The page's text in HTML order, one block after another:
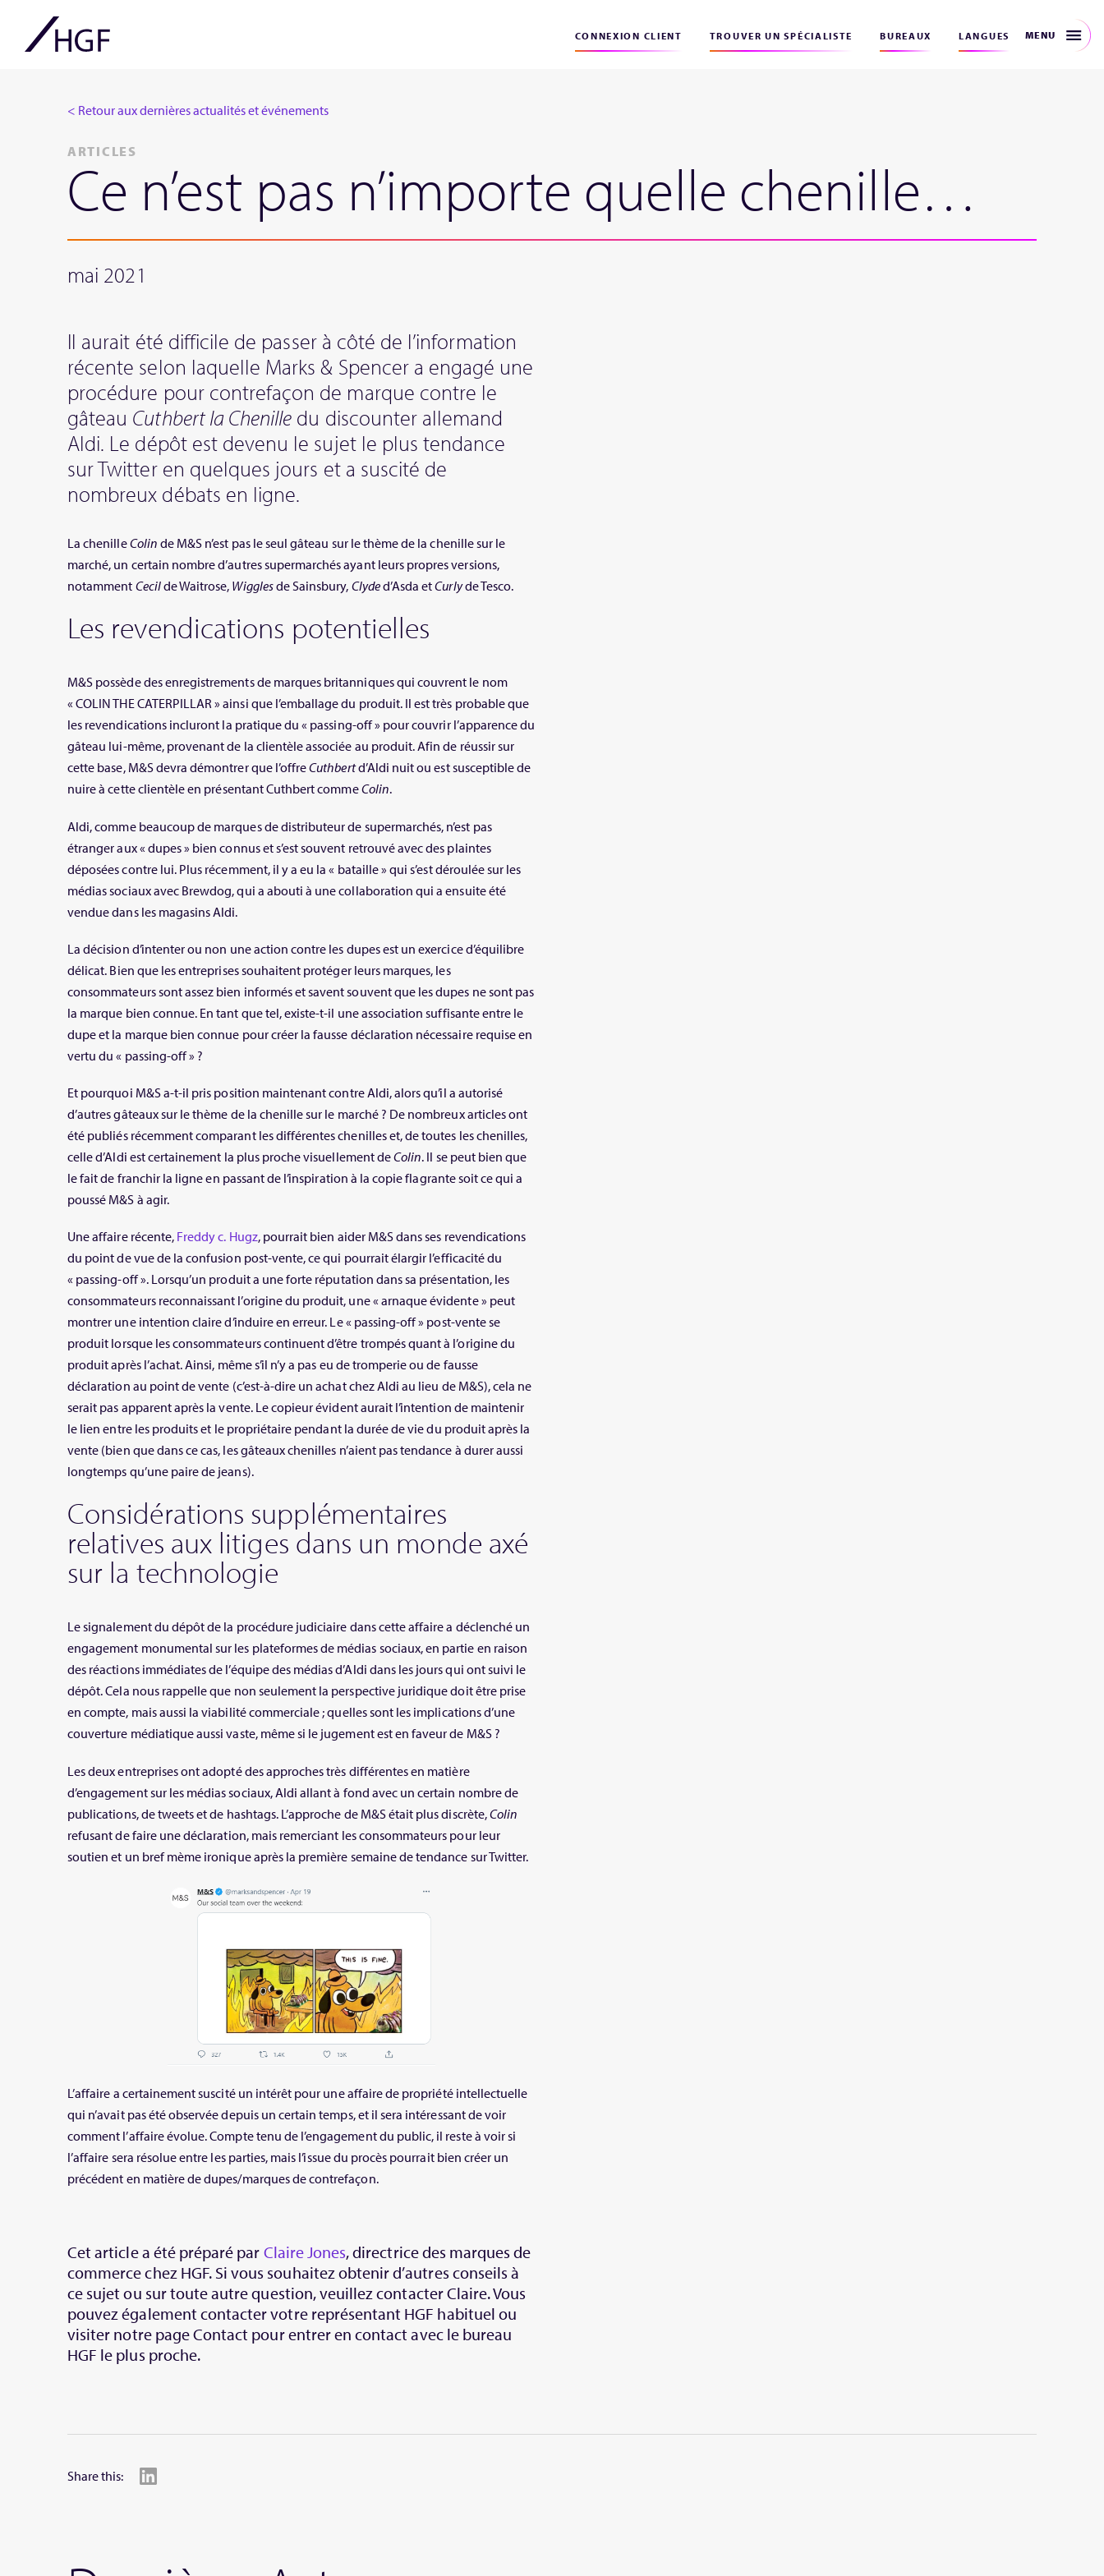
CONNEXION CLIENT TROUVER UN SPÉCIALISTE BUREAUX LANGUES MENU
< Retour aux dernières actualités et événements
ARTICLES
Ce n’est pas n’importe quelle chenille…
mai 2021
Il aurait été difficile de passer à côté de l’information
récente selon laquelle Marks & Spencer a engagé une
procédure pour contrefaçon de marque contre le
gâteau Cuthbert la Chenille du discounter allemand
Aldi. Le dépôt est devenu le sujet le plus tendance
sur Twitter en quelques jours et a suscité de
nombreux débats en ligne.
La chenilleColin de M&S n’est pas le seul gâteau sur le thème de la chenille sur le
marché, un certain nombre d’autres supermarchés ayant leurs propres versions,
notamment Cecilde Waitrose, Wigglesde Sainsbury, Clyded’Asda etCurlyde Tesco.
Les revendications potentielles
M&S possède des enregistrements de marques britanniques qui couvrent le nom
« COLIN THE CATERPILLAR » ainsi que l’emballage du produit. Il est très probable que
les revendications incluront la pratique du « passing-off » pour couvrir l’apparence du
gâteau lui-même, provenant de la clientèle associée au produit. Afin de réussir sur
cette base, M&S devra démontrer que l’offreCuthbertd’Aldi nuit ou est susceptible de
nuire à cette clientèle en présentant Cuthbert commeColin.
Aldi, comme beaucoup de marques de distributeur de supermarchés, n’est pas
étranger aux « dupes » bien connus et s’est souvent retrouvé avec des plaintes
déposées contre lui. Plus récemment, il y a eu la « bataille » qui s’est déroulée sur les
médias sociaux avec Brewdog, qui a abouti à une collaboration qui a ensuite été
vendue dans les magasins Aldi.
La décision d’intenter ou non une action contre les dupes est un exercice d’équilibre
délicat. Bien que les entreprises souhaitent protéger leurs marques, les
consommateurs sont assez bien informés et savent souvent que les dupes ne sont pas
la marque bien connue. En tant que tel, existe-t-il une association suffisante entre le
dupe et la marque bien connue pour créer la fausse déclaration nécessaire requise en
vertu du « passing-off » ?
Et pourquoi M&S a-t-il pris position maintenant contre Aldi, alors qu’il a autorisé
d’autres gâteaux sur le thème de la chenille sur le marché ? De nombreux articles ont
été publiés récemment comparant les différentes chenilles et, de toutes les chenilles,
celle d’Aldi est certainement la plus proche visuellement deColin. Il se peut bien que
le fait de franchir la ligne en passant de l’inspiration à la copie flagrante soit ce qui a
poussé M&S à agir.
Une affaire récente, Freddy c. Hugz, pourrait bien aider M&S dans ses revendications
du point de vue de la confusion post-vente, ce qui pourrait élargir l’efficacité du
« passing-off ». Lorsqu’un produit a une forte réputation dans sa présentation, les
consommateurs reconnaissant l’origine du produit, une « arnaque évidente » peut
montrer une intention claire d’induire en erreur. Le « passing-off » post-vente se
produit lorsque les consommateurs continuent d’être trompés quant à l’origine du
produit après l’achat. Ainsi, même s’il n’y a pas eu de tromperie ou de fausse
déclaration au point de vente (c’est-à-dire un achat chez Aldi au lieu de M&S), cela ne
serait pas apparent après la vente. Le copieur évident aurait l’intention de maintenir
le lien entre les produits et le propriétaire pendant la durée de vie du produit après la
vente (bien que dans ce cas, les gâteaux chenilles n’aient pas tendance à durer aussi
longtemps qu’une paire de jeans).
Considérations supplémentaires
relatives aux litiges dans un monde axé
sur la technologie
Le signalement du dépôt de la procédure judiciaire dans cette affaire a déclenché un
engagement monumental sur les plateformes de médias sociaux, en partie en raison
des réactions immédiates de l’équipe des médias d’Aldi dans les jours qui ont suivi le
dépôt. Cela nous rappelle que non seulement la perspective juridique doit être prise
en compte, mais aussi la viabilité commerciale ; quelles sont les implications d’une
couverture médiatique aussi vaste, même si le jugement est en faveur de M&S ?
Les deux entreprises ont adopté des approches très différentes en matière
d’engagement sur les médias sociaux, Aldi allant à fond avec un certain nombre de
publications, de tweets et de hashtags. L’approche de M&S était plus discrète,Colin
refusant de faire une déclaration, mais remerciant les consommateurs pour leur
soutien et un bref mème ironique après la première semaine de tendance sur Twitter.
L’affaire a certainement suscité un intérêt pour une affaire de propriété intellectuelle
qui n’avait pas été observée depuis un certain temps, et il sera intéressant de voir
comment l’affaire évolue. Compte tenu de l’engagement du public, il reste à voir si
l’affaire sera résolue entre les parties, mais l’issue du procès pourrait bien créer un
précédent en matière de dupes/marques de contrefaçon.
Cet article a été préparé par Claire Jones, directrice des marques de
commerce chez HGF. Si vous souhaitez obtenir d’autres conseils à
ce sujet ou sur toute autre question, veuillez contacter Claire. Vous
pouvez également contacter votre représentant HGF habituel ou
visiter notre page Contact pour entrer en contact avec le bureau
HGF le plus proche.
Share this: